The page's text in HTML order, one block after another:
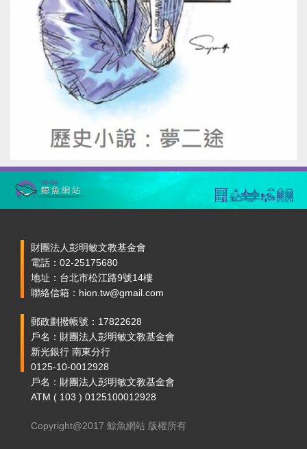
財團法人彭明敏文教基金會
電話：02-25175680
地址：台北市松江路9號14樓
聯絡信箱：hion.tw@gmail.com
郵政劃撥帳號：17822628
戶名：財團法人彭明敏文教基金會
新光銀行 南東分行
0125-10-0012928
戶名：財團法人彭明敏文教基金會
ATM ( 103 ) 0125100012928
Copyright@2017 鯨魚網站 版權所有